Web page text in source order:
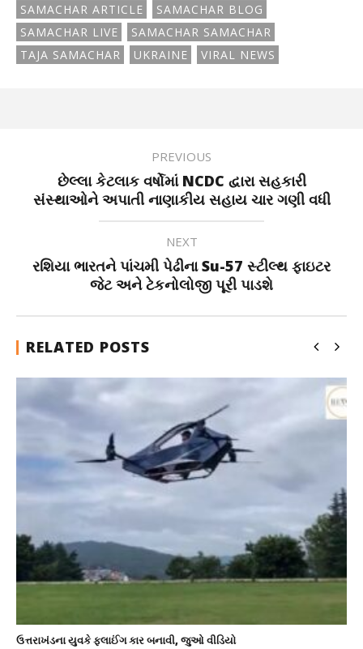
SAMACHAR ARTICLE
SAMACHAR BLOG
SAMACHAR LIVE
SAMACHAR SAMACHAR
TAJA SAMACHAR
UKRAINE VIRAL NEWS
PREVIOUS
છેલ્લા કેટલાક વર્ષોમાં NCDC દ્વારા સહકારી
સંસ્થાઓને અપાતી નાણાકીય સહાય ચાર ગણી વધી
NEXT
રશિયા ભારતને પાંચમી પેઢીના Su-57 સ્ટીલ્થ ફાઇટર
જેટ અને ટેકનોલોજી પૂરી પાડશે
RELATED POSTS
ઉત્તરાખંડના યુવકે ફ્લાઈંગ કાર બનાવી, જુઓ વીડિયો